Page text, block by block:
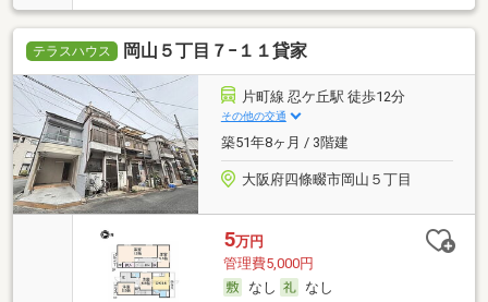
テラスハウス 岡山５丁目７−１１貸家
片町線 忍ケ丘駅 徒歩12分
その他の交通
築51年8ヶ月 / 3階建
大阪府四條畷市岡山５丁目
5万円
管理費5,000円
なし
なし